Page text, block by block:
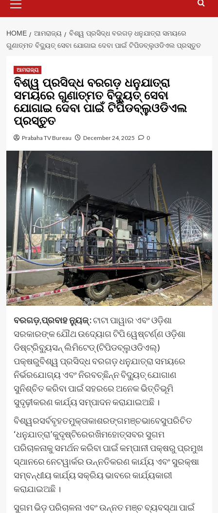
Menu
HOME ଆମରାଜ୍ୟ
ବିଶ୍ୱ ପ୍ରସିଦ୍ଧ ବରଗଡ଼ ଧନୁଯାତ୍ରା ସମୟରେ
ଗୁଣାତ୍ମତ ବିଦ୍ୟୁତ୍ ସେବା ଯୋଗାଇ ଦେବା ପାଇଁ ଟିପିଡବ୍ଲୁଓଡିଏଲ ପ୍ରସ୍ତୁତ
ଆମରାଜ୍ୟ
ବିଶ୍ୱ ପ୍ରସିଦ୍ଧ ବରଗଡ଼ ଧନୁଯାତ୍ରା
ସମୟରେ ଗୁଣାତ୍ମତ ବିଦ୍ୟୁତ୍ ସେବା
ଯୋଗାଇ ଦେବା ପାଇଁ ଟିପିଡବ୍ଲୁଓଡିଏଲ
ପ୍ରସ୍ତୁତ
Prabaha TV Bureau December 24, 2025 0
ବରଗଡ଼,ପ୍ରବାହ ନ୍ୟୁଜ୍ :ଟାଟା ପାୱାର ଏବଂ ଓଡ଼ିଶା
ସରକାରଙ୍କ ଯୌଥ ଉଦ୍ୟୋଗ ଟିପି ୱେଷ୍ଟର୍ଣ୍ଣ ଓଡ଼ିଶା
ଡିଷ୍ଟ୍ରିବ୍ୟୁସନ୍ ଲିମିଟେଡ୍ (ଟିପିଡବ୍ଲୁଓଡିଏଲ୍)
ପକ୍ଷରୁବିଶ୍ୱ ପ୍ରସିଦ୍ଧ ବରଗଡ଼ ଧନୁଯାତ୍ରା ସମୟରେ
ନିର୍ଭରଯୋଗ୍ୟ ଏବଂ ନିରବଚ୍ଛିନ୍ନ ବିଦ୍ୟୁତ୍ ଯୋଗାଣ
ସୁନିଶ୍ଚିତ କରିବା ପାଇଁ ସହରରେ ଅନେକ ଭିତ୍ତିଭୂମି
ସୁଦୃଢ଼ୀକରଣ କାର୍ଯ୍ୟ ସମ୍ପାଦନ କରାଯାଇଅଛି ।
ବିଶ୍ୱରସର୍ବବୃହତମୁକ୍ତାକାଶରଙ୍ଗମଞ୍ଚଭାବେସୁପରିଚିତ
‘ଧନୁଯାତ୍ରା’କୁଦୃଷ୍ଟିରେରଖିମହୋତ୍ସବର ସୁଗମ
ପରିଚାଳନାକୁ ସମର୍ଥନ କରିବା ପାଇଁ କମ୍ପାନୀ ପକ୍ଷରୁ ପ୍ରମୁଖ
ସ୍ଥାନରେ ନେଟୱାର୍କର ଉନ୍ନତିକରଣ କାର୍ଯ୍ୟ ଏବଂ ସୁରକ୍ଷା
ସମ୍ବନ୍ଧୀୟ କାର୍ଯ୍ୟ ସକ୍ରିୟ ଭାବରେ କାର୍ଯ୍ୟକାରୀ
କରାଯାଇଅଛି ।
ସୁଗମ ଭିଡ଼ ପରିଚାଳନା ଏବଂ ଉନ୍ନତ ମଞ୍ଚ ବ୍ୟବସ୍ଥା ପାଇଁ